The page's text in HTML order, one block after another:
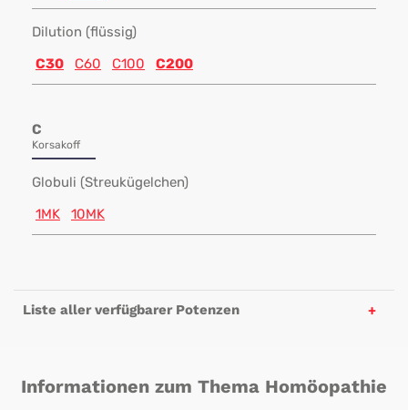
Dilution (flüssig)
C30
C60 C100 C200
C
Korsakoff
Globuli (Streukügelchen)
1MK
10MK
Liste aller verfügbarer Potenzen
Informationen zum Thema Homöopathie